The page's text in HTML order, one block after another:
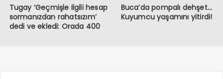
Tugay ‘Geçmişle ilgili hesap
sormanızdan rahatsızım’
dedi ve ekledi: Orada 400
Buca’da pompalı dehşet…
Kuyumcu yaşamını yitirdi!